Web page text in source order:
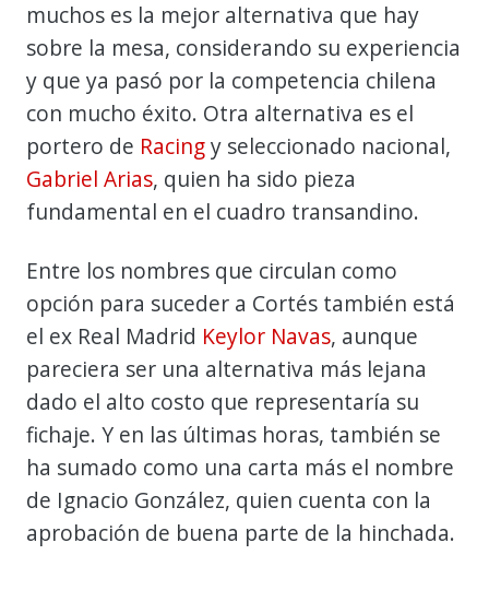
muchos es la mejor alternativa que hay
sobre la mesa, considerando su experiencia
y que ya pasó por la competencia chilena
con mucho éxito. Otra alternativa es el
portero de Racingy seleccionado nacional,
Gabriel Arias, quien ha sido pieza
fundamental en el cuadro transandino.
Entre los nombres que circulan como
opción para suceder a Cortés también está
el ex Real Madrid Keylor Navas, aunque
pareciera ser una alternativa más lejana
dado el alto costo que representaría su
fichaje. Y en las últimas horas, también se
ha sumado como una carta más el nombre
de Ignacio González, quien cuenta con la
aprobación de buena parte de la hinchada.